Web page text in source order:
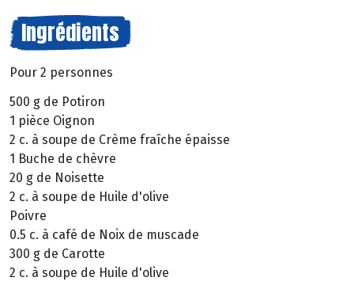
Ingrédients
Pour 2 personnes
500 g de Potiron
1 pièce Oignon
2 c. à soupe de Crème fraîche épaisse
1 Buche de chèvre
20 g de Noisette
2 c. à soupe de Huile d'olive
Poivre
0.5 c. à café de Noix de muscade
300 g de Carotte
2 c. à soupe de Huile d'olive